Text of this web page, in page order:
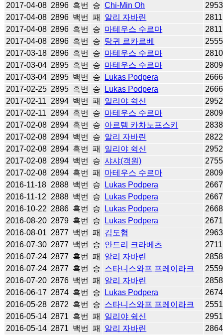
2017-04-08 2896 흑번 승 Chi-Min Oh
2953
2017-04-08 2896 백번 패 알리 자바린
2811
2017-04-08 2896 흑번 승 마테우스 수르마
2811
2017-04-08 2896 흑번 승 탕귀 르카르베
2555
2017-03-18 2896 흑번 승 마테우스 수르마
2810
2017-03-04 2895 흑번 승 마테우스 수르마
2809
2017-03-04 2895 백번 승 Lukas Podpera
2666
2017-02-25 2895 흑번 승 Lukas Podpera
2666
2017-02-11
2894 백번 패 일리야 쉭신
2952
2017-02-11
2894 흑번 승 마테우스 수르마
2809
2017-02-08 2894 흑번 승 아르템 카차노프스키
2838
2017-02-08 2894 백번 승 알리 자바린
2822
2017-02-08 2894 흑번 패 일리야 쉭신
2952
2017-02-08 2894 백번 승 샤샤(객원)
2755
2017-02-08 2894 흑번 패 마테우스 수르마
2809
2016-11-18 2888 백번 승 Lukas Podpera
2667
2016-11-12
2888 백번 승 Lukas Podpera
2667
2016-10-22 2886 흑번 승 Lukas Podpera
2668
2016-08-20 2879 흑번 승 Lukas Podpera
2671
2016-08-01 2877 백번 패 김도협
2963
2016-07-30 2877 백번 승 안드리 크라베츠
2711
2016-07-24 2877 흑번 패 알리 자바린
2858
2016-07-24 2877 흑번 승 스타니스와프 프레이라크
2559
2016-07-20 2876 백번 패 알리 자바린
2858
2016-06-17 2874 흑번 승 Lukas Podpera
2674
2016-05-28 2872 흑번 승 스타니스와프 프레이라크
2551
2016-05-14 2871 흑번 패 일리야 쉭신
2951
2016-05-14 2871 백번 패 알리 자바린
2864